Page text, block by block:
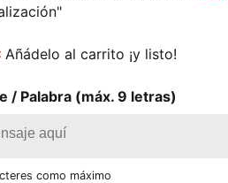
Añádelo al carrito ¡y listo!
/ Palabra (máx. 9 letras)
como máximo